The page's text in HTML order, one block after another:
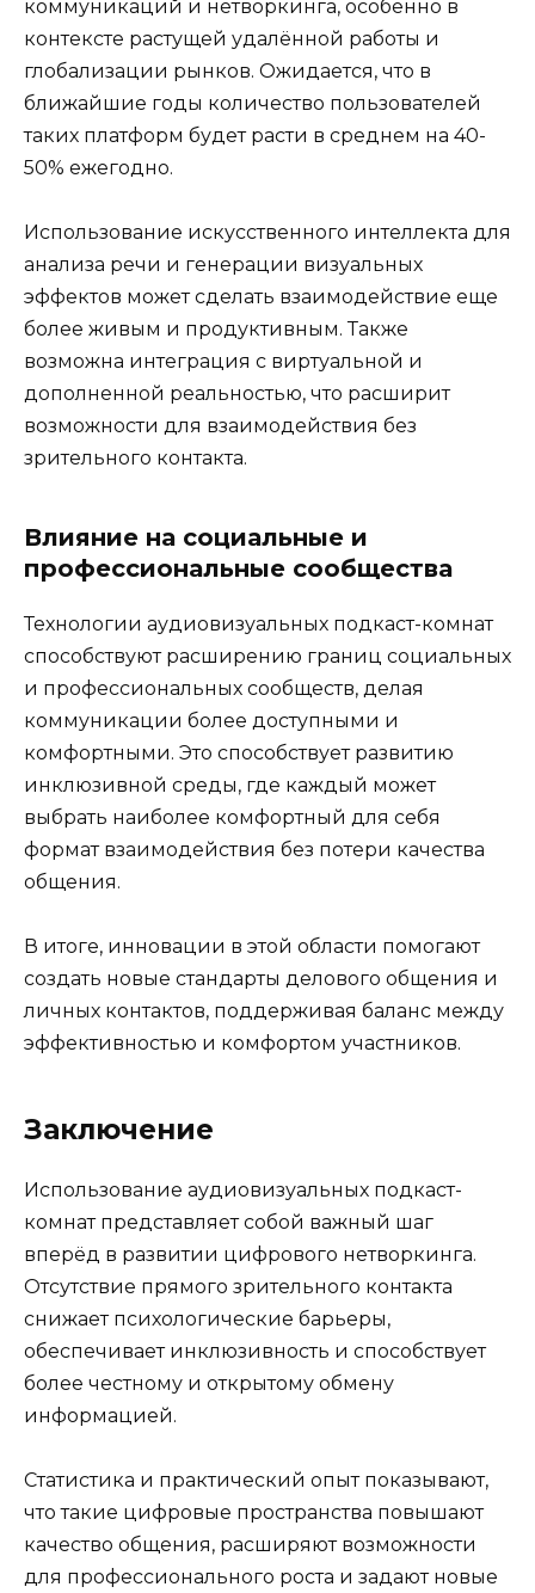
коммуникаций и нетворкинга, особенно в
контексте растущей удалённой работы и
глобализации рынков. Ожидается, что в
ближайшие годы количество пользователей
таких платформ будет расти в среднем на 40-
50% ежегодно.
Использование искусственного интеллекта для
анализа речи и генерации визуальных
эффектов может сделать взаимодействие еще
более живым и продуктивным. Также
возможна интеграция с виртуальной и
дополненной реальностью, что расширит
возможности для взаимодействия без
зрительного контакта.
Влияние на социальные и
профессиональные сообщества
Технологии аудиовизуальных подкаст-комнат
способствуют расширению границ социальных
и профессиональных сообществ, делая
коммуникации более доступными и
комфортными. Это способствует развитию
инклюзивной среды, где каждый может
выбрать наиболее комфортный для себя
формат взаимодействия без потери качества
общения.
В итоге, инновации в этой области помогают
создать новые стандарты делового общения и
личных контактов, поддерживая баланс между
эффективностью и комфортом участников.
Заключение
Использование аудиовизуальных подкаст-
комнат представляет собой важный шаг
вперёд в развитии цифрового нетворкинга.
Отсутствие прямого зрительного контакта
снижает психологические барьеры,
обеспечивает инклюзивность и способствует
более честному и открытому обмену
информацией.
Статистика и практический опыт показывают,
что такие цифровые пространства повышают
качество общения, расширяют возможности
для профессионального роста и задают новые